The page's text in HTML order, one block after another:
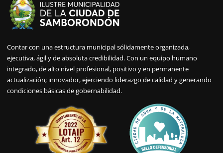
Contar con una estructura municipal sólidamente organizada,
ejecutiva, ágil y de absoluta credibilidad. Con un equipo humano
integrado, de alto nivel profesional, positivo y en permanente
actualización; innovador, ejerciendo liderazgo de calidad y generando
condiciones básicas de gobernabilidad.